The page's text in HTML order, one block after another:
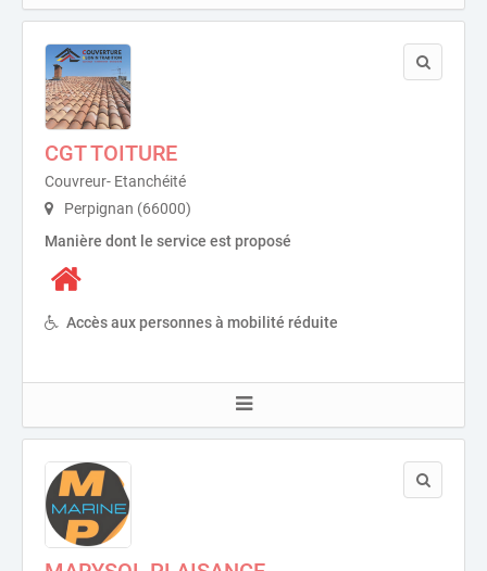
CGT TOITURE
Couvreur- Etanchéité
Perpignan (66000)
Manière dont le service est proposé
Accès aux personnes à mobilité réduite